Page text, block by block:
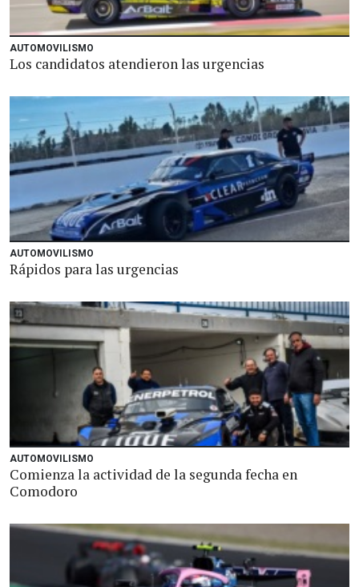
AUTOMOVILISMO
Los candidatos atendieron las urgencias
AUTOMOVILISMO
Rápidos para las urgencias
AUTOMOVILISMO
Comienza la actividad de la segunda fecha en
Comodoro